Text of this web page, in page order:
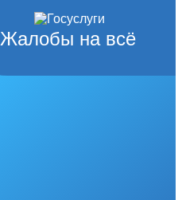
Жалобы на всё